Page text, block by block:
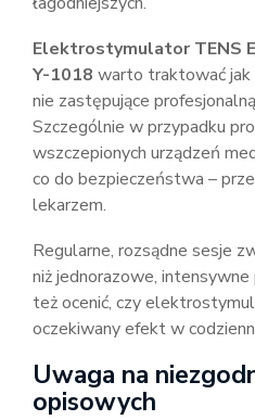
Elektrostymulator TENS
Y-1018 warto traktować jak
nie zastępujące
Szczególnie w przypadku
wszczepionych urządzeń
co do bezpieczeństwa –
lekarzem.
Regularne, rozsądne sesje
niż jednorazowe,
też ocenić, czy
oczekiwany efekt w
Uwaga na
opisowych